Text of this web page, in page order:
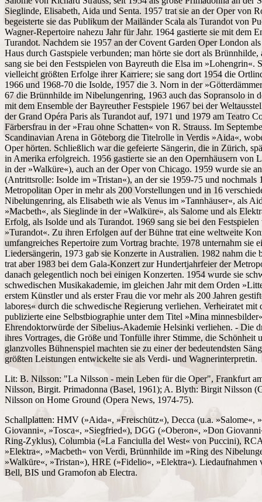
Sieglinde, Elisabeth, Aida und Senta. 1957 trat sie an der Oper von
begeisterte sie das Publikum der Mailänder Scala als Turandot von
Wagner-Repertoire nahezu Jahr für Jahr. 1964 gastierte sie mit dem
Turandot. Nachdem sie 1957 an der Covent Garden Oper London
Haus durch Gastspiele verbunden; man hörte sie dort als
sang sie bei den Festspielen von Bayreuth die Elsa im »Lohengrin«.
vielleicht größten Erfolge ihrer Karriere; sie sang dort 1954 die
1966 und 1968-70 die Isolde, 1957 die 3. Norn in der
67 die Brünnhilde im Nibelungenring, 1963 auch das Sopransolo in
mit dem Ensemble der Bayreuther Festspiele 1967 bei der
der Grand Opéra Paris als Turandot auf, 1971 und 1979 am Teatro
Färbersfrau in der »Frau ohne Schatten« von R. Strauss. Im
Scandinavian Arena in Göteborg die Titelrolle in Verdis »Aida«,
Oper hörten. Schließlich war die gefeierte Sängerin, die in Zürich,
in Amerika erfolgreich. 1956 gastierte sie an den Opernhäusern von
in der »Walküre«), auch an der Oper von Chicago. 1959 wurde sie
(Antrittsrolle: Isolde im »Tristan«), an der sie 1959-75 und nochmals
Metropolitan Oper in mehr als 200 Vorstellungen und in 16
Nibelungenring, als Elisabeth wie als Venus im »Tannhäuser«, als
»Macbeth«, als Sieglinde in der »Walküre«, als Salome und als
Erfolg, als Isolde und als Turandot. 1969 sang sie bei den
»Turandot«. Zu ihren Erfolgen auf der Bühne trat eine weltweite
umfangreiches Repertoire zum Vortrag brachte. 1978 unternahm sie
Liedersängerin, 1973 gab sie Konzerte in Australien. 1982 nahm die
trat aber 1983 bei dem Gala-Konzert zur Hundertjahrfeier der
danach gelegentlich noch bei einigen Konzerten. 1954 wurde sie
schwedischen Musikakademie, im gleichen Jahr mit dem Orden
erstem Künstler und als erster Frau die vor mehr als 200 Jahren
labores« durch die schwedische Regierung verliehen. Verheiratet
publizierte eine Selbstbiographie unter dem Titel »Mina
Ehrendoktorwürde der Sibelius-Akademie Helsinki verliehen. - Die
ihres Vortrages, die Größe und Tonfülle ihrer Stimme, die Schönheit
glanzvolles Bühnenspiel machten sie zu einer der bedeutendsten
größten Leistungen entwickelte sie als Verdi- und Wagnerinterpretin.
Lit: B. Nilsson: "La Nilsson - mein Leben für die Oper", Frankfurt
Nilsson, Birgit. Primadonna (Basel, 1961); A. Blyth: Birgit Nilsson
Nilsson on Home Ground (Opera News, 1974-75).
Schallplatten: HMV (»Aida«, »Freischütz«), Decca (u.a. »Salome«,
Giovanni«, »Tosca«, »Siegfried«), DGG (»Oberon«, »Don
Ring-Zyklus), Columbia (»La Fanciulla del West« von Puccini),
»Elektra«, »Macbeth« von Verdi, Brünnhilde im »Ring des
»Walküre«, »Tristan«), HRE (»Fidelio«, »Elektra«). Liedaufnahmen
Bell, BIS und Gramofon ab Electra.